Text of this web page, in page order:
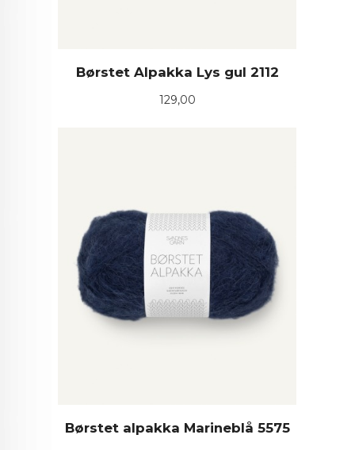
Børstet Alpakka Lys gul 2112
Pris
129,00
Børstet alpakka Marineblå 5575